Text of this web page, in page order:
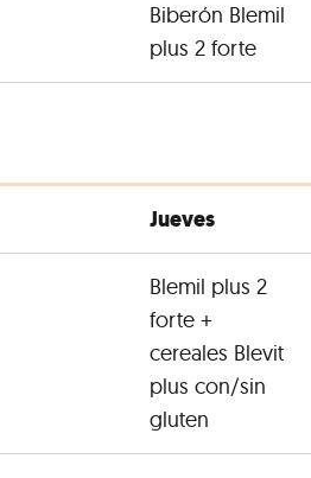
Biberón Blemil
plus 2 forte
Jueves
Blemil plus 2
forte +
cereales Blevit
plus con/sin
gluten